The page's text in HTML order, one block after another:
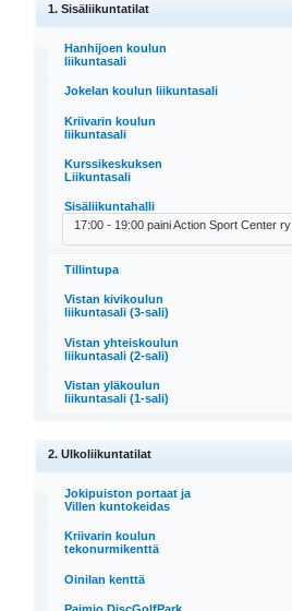
1. Sisäliikuntatilat
Hanhijoen koulun
liikuntasali
Jokelan koulun liikuntasali
Kriivarin koulun
liikuntasali
Kurssikeskuksen
Liikuntasali
Sisäliikuntahalli
17:00 - 19:00 paini Action Sport Center ry
Tillintupa
Vistan kivikoulun
liikuntasali (3-sali)
Vistan yhteiskoulun
liikuntasali (2-sali)
Vistan yläkoulun
liikuntasali (1-sali)
2. Ulkoliikuntatilat
Jokipuiston portaat ja
Villen kuntokeidas
Kriivarin koulun
tekonurmikenttä
Oinilan kenttä